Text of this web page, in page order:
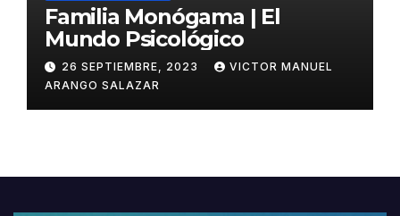
Familia Monógama | El
Mundo Psicológico
26 SEPTIEMBRE, 2023
VICTOR MANUEL
ARANGO SALAZAR